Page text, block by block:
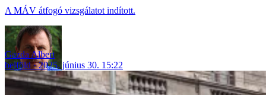
A MÁV átfogó vizsgálatot indított.
Gazda Albert
belföld
2025. június 30. 15:22